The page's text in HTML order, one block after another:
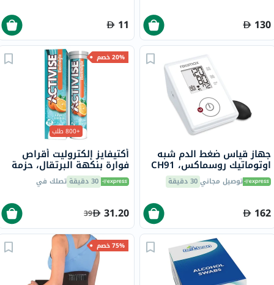
130
11
جهاز قياس ضغط الدم شبه
اوتوماتيك روسماكس، CH91
توصيل مجاني30 دقيقة
162
20% خصم
+800 طلب
أكتيفايز إلكتروليت أقراص
فوارة بنكهة البرتقال، حزمة
من 20 30 دقيقة تصلك في
31.20
39
75% خصم